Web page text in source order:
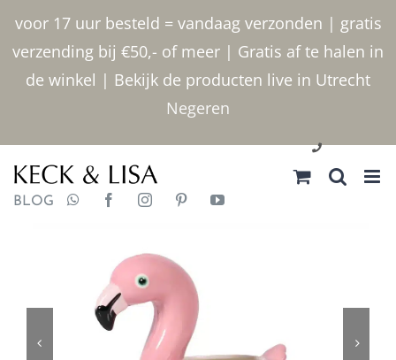
voor 17 uur besteld = vandaag verzonden | gratis
verzending bij €50,- of meer | Gratis af te halen in
de winkel | Bekijk de producten live in Utrecht
Negeren
inhoud
030 2400000
BLOG